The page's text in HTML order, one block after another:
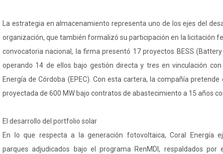
La estrategia en almacenamiento representa uno de los ejes del
organización, que también formalizó su participación en la licitación
convocatoria nacional, la firma presentó 17 proyectos BESS
operando 14 de ellos bajo gestión directa y tres en vinculación
Energía de Córdoba (EPEC). Con esta cartera, la compañía
proyectada de 600 MW bajo contratos de abastecimiento a 15 años
El desarrollo del portfolio solar
En lo que respecta a la generación fotovoltaica, Coral Energía
parques adjudicados bajo el programa RenMDI, respaldados